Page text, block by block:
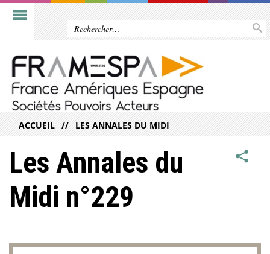
ACCUEIL LES ANNALES DU MIDI
Les Annales du
Midi n°229